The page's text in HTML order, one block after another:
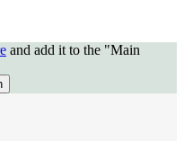
and add it to the "Main